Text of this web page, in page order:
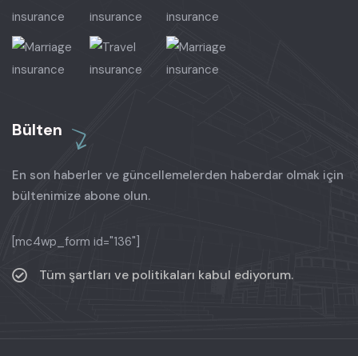
Bülten
En son haberler ve güncellemelerden haberdar olmak için
bültenimize abone olun.
[mc4wp_form id="136"]
Tüm şartları ve politikaları kabul ediyorum.